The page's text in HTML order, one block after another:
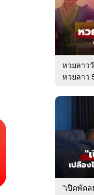
หวยลาว
หวยลาว
"เปิดพัด